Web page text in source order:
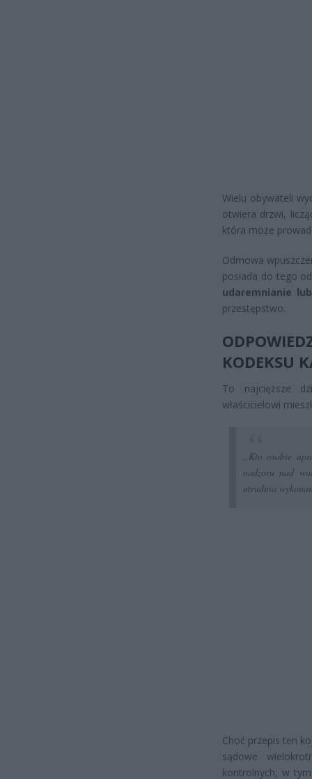
Wielu obywateli
otwiera drzwi,
która może
Odmowa
posiada do tego
udaremnianie
przestępstwo.
KODEKSU
To najcięższe
właścicielowi
„Kto osobie
nadzoru nad
utrudnia
Choć przepis ten
sądowe
kontrolnych, w